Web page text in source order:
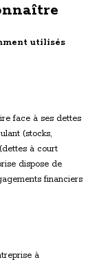
utilisés
face à ses dettes
(stocks,
à court
dispose de
financiers
à